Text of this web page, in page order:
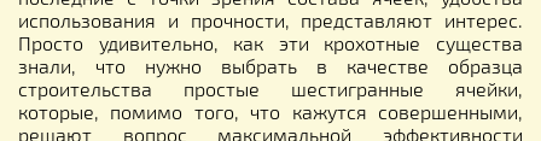
использования и прочности, представляют интерес.
Просто удивительно, как эти крохотные существа
знали, что нужно выбрать в качестве образца
строительства простые шестигранные ячейки,
которые, помимо того, что кажутся совершенными,
решают вопрос максимальной эффективности